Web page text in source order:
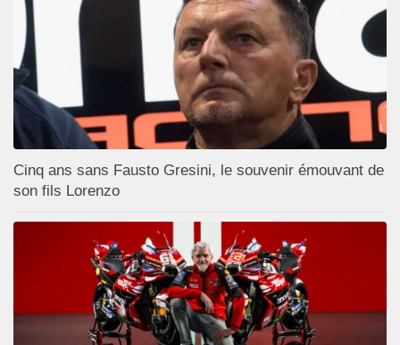
Cinq ans sans Fausto Gresini, le souvenir émouvant de
son fils Lorenzo